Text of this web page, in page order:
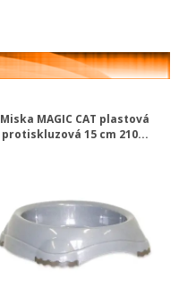
Miska MAGIC CAT plastová
protiskluzová 15 cm 210...